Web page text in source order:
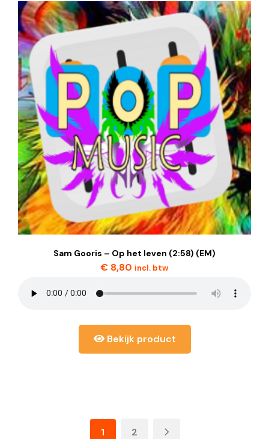
Sam Gooris – Op het leven (2:58) (EM)
€ 8,80 incl. btw
Bekijk product
1 2